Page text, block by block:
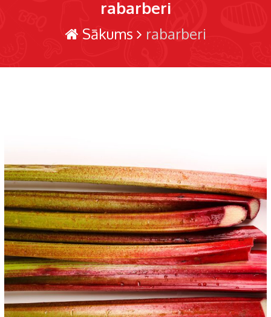
rabarberi
Sākums rabarberi